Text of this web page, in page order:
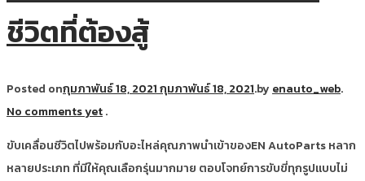
ชีวิตที่ต้องสู้
Posted onกุมภาพันธ์ 18, 2021กุมภาพันธ์ 18, 2021.by enauto_web.
No comments yet.
ขับเคลื่อนชีวิตไปพร้อมกับอะไหล่คุณภาพนำเข้าของEN AutoParts หลาก
หลายประเภท ที่มีให้คุณเลือกรุ่นมากมาย ตอบโจทย์การขับขี่ทุกรูปแบบไม่